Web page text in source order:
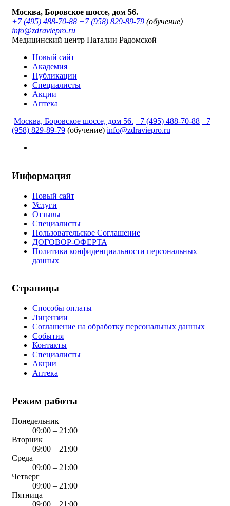
Москва, Боровское шоссе, дом 56.
+7 (495) 488-70-88 +7 (958) 829-89-79 (обучение)
info@zdraviepro.ru
Медицинский центр Наталии Радомской
Новый сайт
Академия
Публикации
Специалисты
Акции
Аптека
Москва, Боровское шоссе, дом 56. +7 (495) 488-70-88 +7
(958) 829-89-79 (обучение) info@zdraviepro.ru
Информация
Новый сайт
Услуги
Отзывы
Специалисты
Пользовательское Соглашение
ДОГОВОР-ОФЕРТА
Политика конфиденциальности персональных
данных
Страницы
Способы оплаты
Лицензии
Соглашение на обработку персональных данных
События
Контакты
Специалисты
Акции
Аптека
Режим работы
Понедельник
09:00 – 21:00
Вторник
09:00 – 21:00
Среда
09:00 – 21:00
Четверг
09:00 – 21:00
Пятница
09:00 – 21:00